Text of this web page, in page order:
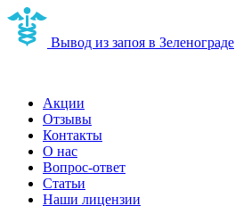
Вывод из запоя в Зеленограде
Акции
Отзывы
Контакты
О нас
Вопрос-ответ
Статьи
Наши лицензии